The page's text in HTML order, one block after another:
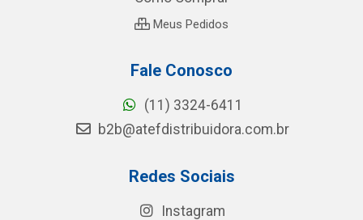
Meus Pedidos
Fale Conosco
(11) 3324-6411
b2b@atefdistribuidora.com.br
Redes Sociais
Instagram